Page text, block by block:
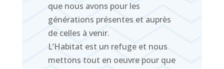
que nous avons pour les
générations présentes et auprès
de celles à venir.
L’Habitat est un refuge et nous
mettons tout en oeuvre pour que